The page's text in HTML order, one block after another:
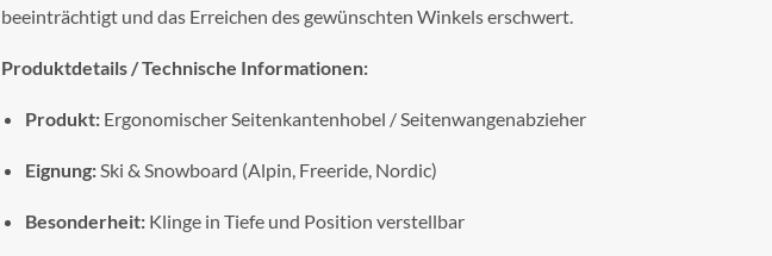
beeinträchtigt und das Erreichen des gewünschten Winkels erschwert.
Produktdetails / Technische Informationen:
Produkt: Ergonomischer Seitenkantenhobel / Seitenwangenabzieher
Eignung:Ski & Snowboard (Alpin, Freeride, Nordic)
Besonderheit: Klinge in Tiefe und Position verstellbar